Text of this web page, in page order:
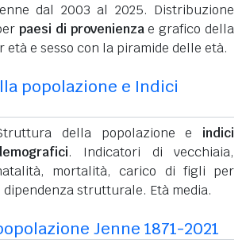
dal 2003 al 2025. Distribuzione
paesi di provenienzae grafico della
e sesso con la piramide delle età.
popolazione e Indici
della popolazione e indici
. Indicatori di vecchiaia,
mortalità, carico di figli per
dipendenza strutturale. Età media.
Jenne 1871-2021